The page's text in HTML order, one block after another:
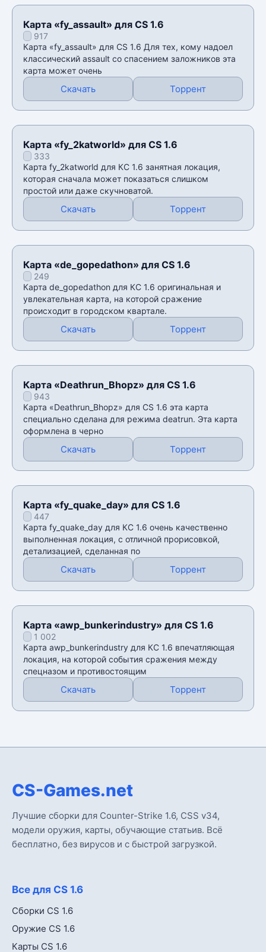
Карта «fy_assault» для CS 1.6
917
Карта «fy_assault» для CS 1.6 Для тех, кому надоел
классический assault со спасением заложников эта
карта может очень
Скачать Торрент
Карта «fy_2katworld» для CS 1.6
333
Карта fy_2katworld для КС 1.6 занятная локация,
которая сначала может показаться слишком
простой или даже скучноватой.
Скачать Торрент
Карта «de_gopedathon» для CS 1.6
249
Карта de_gopedathon для КС 1.6 оригинальная и
увлекательная карта, на которой сражение
происходит в городском квартале.
Скачать Торрент
Карта «Deathrun_Bhopz» для CS 1.6
943
Карта «Deathrun_Bhopz» для CS 1.6 эта карта
специально сделана для режима deatrun. Эта карта
оформлена в черно
Скачать Торрент
Карта «fy_quake_day» для CS 1.6
447
Карта fy_quake_day для КС 1.6 очень качественно
выполненная локация, с отличной прорисовкой,
детализацией, сделанная по
Скачать Торрент
Карта «awp_bunkerindustry» для CS 1.6
1 002
Карта awp_bunkerindustry для КС 1.6 впечатляющая
локация, на которой события сражения между
спецназом и противостоящим
Скачать Торрент
CS-Games.net
Лучшие сборки для Counter-Strike 1.6, CSS v34,
модели оружия, карты, обучающие статьив. Всё
бесплатно, без вирусов и с быстрой загрузкой.
Все для CS 1.6
Сборки CS 1.6
Оружие CS 1.6
Карты CS 1.6